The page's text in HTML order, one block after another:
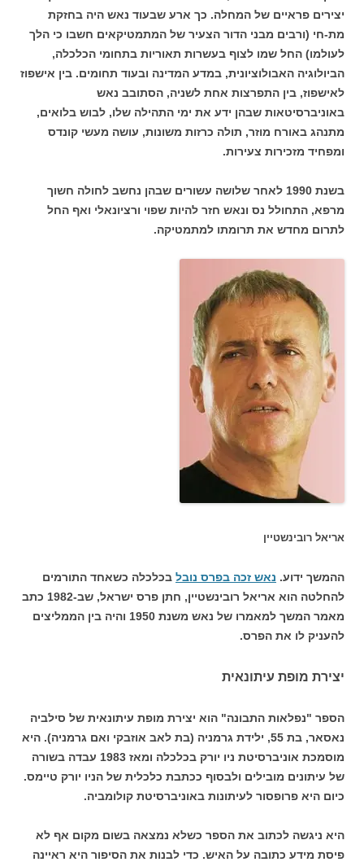
יצירים פראיים של המחלה. כך ארע שבעוד נאש היה בחזקת
מת-חי (ורבים מבני הדור הצעיר של המתמטיקאים חשבו כי הלך
לעולמו) החל שמו לצוף בעשרות תאוריות בתחומי הכלכלה,
הביולוגיה האבולוציונית, במדע המדינה ובעוד תחומים. בין אישפוז
לאישפוז, בין התפרצות אחת לשניה, הסתובב נאש
באוניברסיטאות שבהן ידע את ימי התהילה שלו, לבוש בלואים,
מתנהג באורח מוזר, תולה כרזות משונות, עושה מעשי קונדס
ומפחיד מזכירות צעירות.
בשנת 1990 לאחר שלושה עשורים שבהן נחשב לחולה חשוך
מרפא, התחולל נס ונאש חזר להיות שפוי ורציונאלי ואף החל
לתרום מחדש את תרומתו למתמטיקה.
אריאל רובינשטיין
ההמשך ידוע.נאש זכה בפרס נובלבכלכלה כשאחד התורמים
להחלטה הוא אריאל רובינשטיין, חתן פרס ישראל, שב-1982 כתב
מאמר המשך למאמרו של נאש משנת 1950 והיה בין הממליצים
להעניק לו את הפרס.
יצירת מופת עיתונאית
הספר "נפלאות התבונה" הוא יצירת מופת עיתונאית של סילביה
נאסאר, בת 55, ילידת גרמניה (בת לאב אוזבקי ואם גרמניה). היא
מוסמכת אוניברסיטת ניו יורק בכלכלה ומאז 1983 עבדה בשורה
של עיתונים מובילים ולבסוף ככתבת כלכלית של הניו יורק טיימס.
כיום היא פרופסור לעיתונות באוניברסיטת קולומביה.
היא ניגשה לכתוב את הספר כשלא נמצאה בשום מקום אף לא
פיסת מידע כתובה על האיש. כדי לבנות את הסיפור היא ראיינה